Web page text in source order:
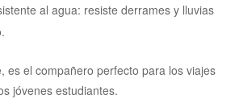
al agua: resiste derrames y lluvias
es el compañero perfecto para los viajes
jóvenes estudiantes.